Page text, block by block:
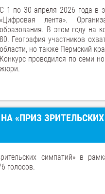
С 1 по 30 апреля 2026 года в
«Цифровая лента».
образования. В этом году на
80. География участников
области, но также Пермский
Конкурс проводился по семи
жюри.
«ПРИЗ
симпатий» в
голосов.